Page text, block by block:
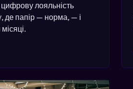
лояльність
де папір — норма, — і